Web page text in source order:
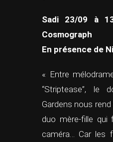
Sadi 23/09 à
Cosmograph
En présence de
« Entre
“Striptease”, le
Gardens nous rend
duo mère-fille qui
caméra… Car les